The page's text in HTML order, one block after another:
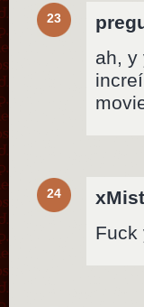
23
ah, y
24
Fuck